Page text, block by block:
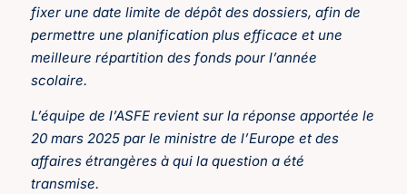
fixer une date limite de dépôt des dossiers, afin de
permettre une planification plus efficace et une
meilleure répartition des fonds pour l’année
scolaire.
L’équipe de l’ASFE revient sur la réponse apportée le
20 mars 2025 par le ministre de l’Europe et des
affaires étrangères à qui la question a été
transmise.